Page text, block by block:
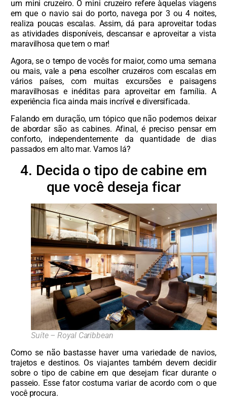
um mini cruzeiro. O mini cruzeiro refere àquelas viagens
em que o navio sai do porto, navega por 3 ou 4 noites,
realiza poucas escalas. Assim, dá para aproveitar todas
as atividades disponíveis, descansar e aproveitar a vista
maravilhosa que tem o mar!
Agora, se o tempo de vocês for maior, como uma semana
ou mais, vale a pena escolher cruzeiros com escalas em
vários países, com muitas excursões e paisagens
maravilhosas e inéditas para aproveitar em família. A
experiência fica ainda mais incrível e diversificada.
Falando em duração, um tópico que não podemos deixar
de abordar são as cabines. Afinal, é preciso pensar em
conforto, independentemente da quantidade de dias
passados em alto mar. Vamos lá?
4. Decida o tipo de cabine em
que você deseja ficar
Suíte – Royal Caribbean
Como se não bastasse haver uma variedade de navios,
trajetos e destinos. Os viajantes também devem decidir
sobre o tipo de cabine em que desejam ficar durante o
passeio. Esse fator costuma variar de acordo com o que
você procura.